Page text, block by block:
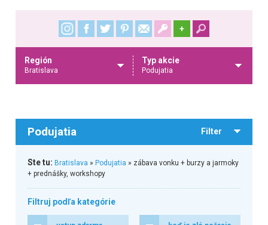
+
Región
Bratislava
Typ akcie
Podujatia
Podujatia Filter
Ste tu: Bratislava » Podujatia » zábava vonku + burzy a jarmoky
+ prednášky, workshopy
Filtruj podľa kategórie